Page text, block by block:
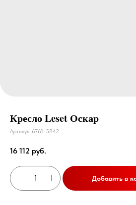
Кресло Leset Оскар
Артикул: 6761-5842
16 112 руб.
Добавить в